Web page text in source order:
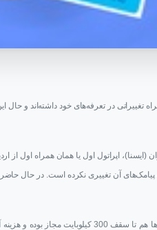
تغییراتی در تعرفه‌های خود داشته‌اند و
(ایسنا)، اپراتول اول یا همان همراه اول از